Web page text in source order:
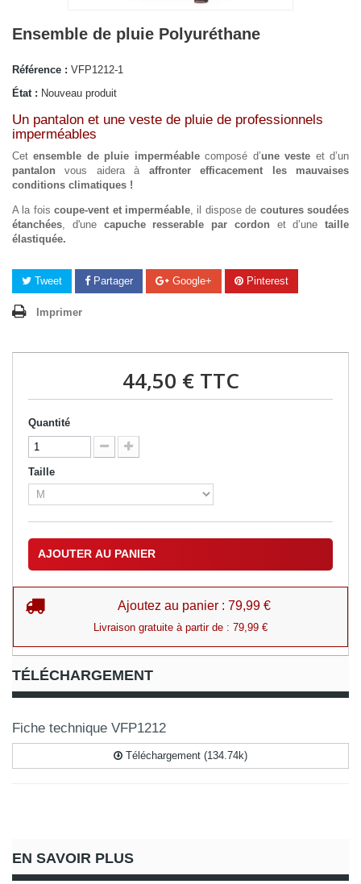
Ensemble de pluie Polyuréthane
Référence : VFP1212-1
État : Nouveau produit
Un pantalon et une veste de pluie de professionnels
imperméables
Cetensemble de pluie imperméablecomposé d’une veste et d’un
pantalon vous aidera à affronter efficacement les mauvaises
conditions climatiques !
A la foiscoupe-vent et imperméable, il dispose de coutures soudées
étanchées, d'une capuche resserable par cordon et d’une taille
élastiquée.
Tweet Partager Google+ Pinterest
Imprimer
44,50 €TTC
Quantité
Taille
AJOUTER AU PANIER
Ajoutez au panier : 79,99 €
Livraison gratuite à partir de : 79,99 €
TÉLÉCHARGEMENT
Fiche technique VFP1212
Téléchargement (134.74k)
EN SAVOIR PLUS